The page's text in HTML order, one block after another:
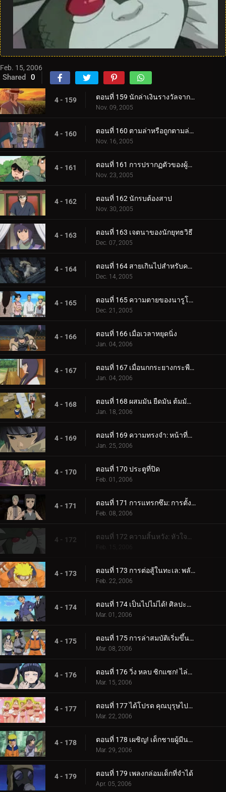
Feb. 15, 2006
Shared 0
4 - 159 ตอนที่ 159 นักล่าเงินรางวัลจากถิ่นทุรกันดาร
Nov. 09, 2005
4 - 160 ตอนที่ 160 ตามล่าหรือถูกตามล่า! การประลองที่ O.K. วัด!
Nov. 16, 2005
4 - 161 ตอนที่ 161 การปรากฏตัวของผู้มาเยือนที่แปลกประหลาด
Nov. 23, 2005
4 - 162 ตอนที่ 162 นักรบต้องสาป
Nov. 30, 2005
4 - 163 ตอนที่ 163 เจตนาของนักยุทธวิธี
Dec. 07, 2005
4 - 164 ตอนที่ 164 สายเกินไปสำหรับความช่วยเหลือ
Dec. 14, 2005
4 - 165 ตอนที่ 165 ความตายของนารูโตะ
Dec. 21, 2005
4 - 166 ตอนที่ 166 เมื่อเวลาหยุดนิ่ง
Jan. 04, 2006
4 - 167 ตอนที่ 167 เมื่อนกกระยางกระพือปีก
Jan. 04, 2006
4 - 168 ตอนที่ 168 ผสมมัน ยืดมัน ต้มมันขึ้นมา! เผาหม้อทองแดงเผา!
Jan. 18, 2006
4 - 169 ตอนที่ 169 ความทรงจำ: หน้าที่หายไป
Jan. 25, 2006
4 - 170 ตอนที่ 170 ประตูที่ปิด
Feb. 01, 2006
4 - 171 ตอนที่ 171 การแทรกซึม: การตั้งค่า!
Feb. 08, 2006
4 - 172
Feb. 15, 2006
4 - 173 ตอนที่ 173 การต่อสู้ในทะเล: พลังที่ปลดปล่อย!
Feb. 22, 2006
4 - 174 ตอนที่ 174 เป็นไปไม่ได้! ศิลปะนินจาคนดัง - Jutsu สไตล์เงิน!
Mar. 01, 2006
4 - 175 ตอนที่ 175 การล่าสมบัติเริ่มขึ้นแล้ว!
Mar. 08, 2006
4 - 176 ตอนที่ 176 วิ่ง หลบ ซิกแซก! ไล่ล่าหรือถูกไล่ล่า!
Mar. 15, 2006
4 - 177 ตอนที่ 177 ได้โปรด คุณบุรุษไปรษณีย์!!
Mar. 22, 2006
4 - 178 ตอนที่ 178 เผชิญ! เด็กชายผู้มีนามแห่งดวงดาว
Mar. 29, 2006
4 - 179 ตอนที่ 179 เพลงกล่อมเด็กที่จำได้
Apr. 05, 2006